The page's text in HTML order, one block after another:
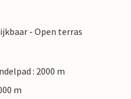
- Open terras
: 2000 m
m